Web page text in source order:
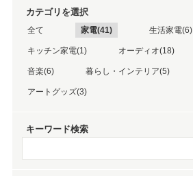
カテゴリを選択
全て 家電(41) 生活家電(6)
キッチン家電(1) オーディオ(18)
音楽(6) 暮らし・インテリア(5)
アートグッズ(3)
キーワード検索